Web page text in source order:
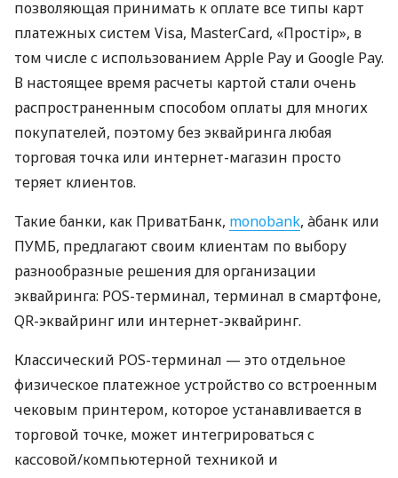
позволяющая принимать к оплате все типы карт
платежных систем Visa, MasterCard, «Простір», в
том числе с использованием Apple Pay и Google Pay.
В настоящее время расчеты картой стали очень
распространенным способом оплаты для многих
покупателей, поэтому без эквайринга любая
торговая точка или интернет-магазин просто
теряет клиентов.
Такие банки, как ПриватБанк, monobank, àбанк или
ПУМБ, предлагают своим клиентам по выбору
разнообразные решения для организации
эквайринга: POS-терминал, терминал в смартфоне,
QR-эквайринг или интернет-эквайринг.
Классический POS-терминал — это отдельное
физическое платежное устройство со встроенным
чековым принтером, которое устанавливается в
торговой точке, может интегрироваться с
кассовой/компьютерной техникой и